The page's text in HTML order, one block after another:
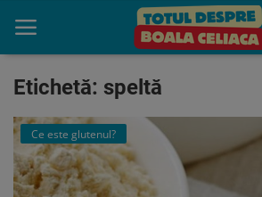
Acasă
Boala celiaca
Etichetă: speltă
Ce este glutenul?